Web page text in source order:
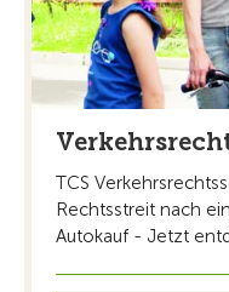
TCS
Rechtsstreit nach
Autokauf - Jetzt